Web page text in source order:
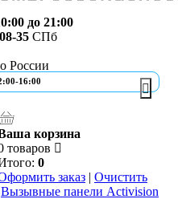
до 21:00
35 СПб
России
16:00
корзина
товаров
0
заказ | Очистить
Вызывные панели Activision